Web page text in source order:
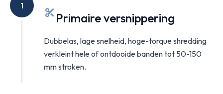
1
Primaire versnippering
Dubbelas, lage snelheid, hoge-torque shredding
verkleint hele of ontdooide banden tot 50-150
mm stroken.